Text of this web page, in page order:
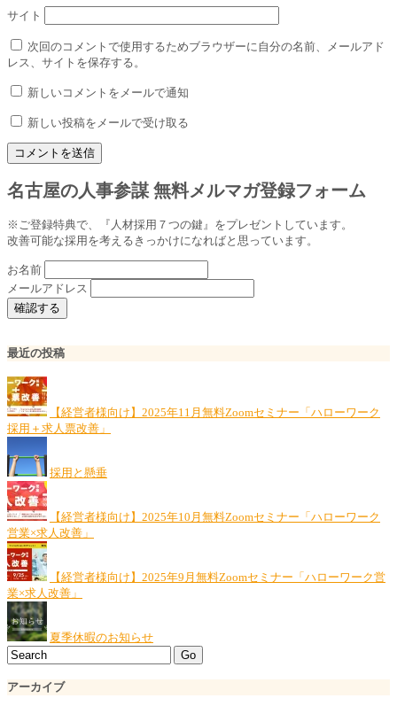
サイト
次回のコメントで使用するためブラウザーに自分の名前、メールアド
レス、サイトを保存する。
新しいコメントをメールで通知
新しい投稿をメールで受け取る
名古屋の人事参謀 無料メルマガ登録フォーム
※ご登録特典で、『人材採用７つの鍵』をプレゼントしています。
改善可能な採用を考えるきっかけになればと思っています。
お名前
メールアドレス
最近の投稿
【経営者様向け】2025年11月無料Zoomセミナー「ハローワーク
採用＋求人票改善」
採用と懸垂
【経営者様向け】2025年10月無料Zoomセミナー「ハローワーク
営業×求人改善」
【経営者様向け】2025年9月無料Zoomセミナー「ハローワーク営
業×求人改善」
夏季休暇のお知らせ
アーカイブ